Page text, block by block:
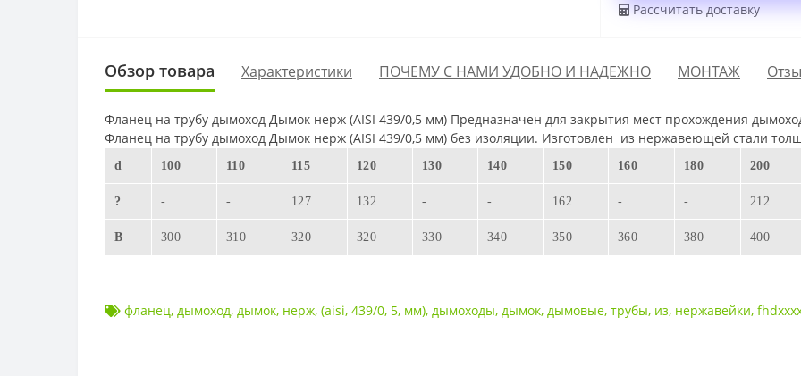
Рассчитать доставку
Обзор товара Характеристики ПОЧЕМУ С НАМИ УДОБНО И НАДЕЖНО МОНТАЖ
Фланец на трубу дымоход Дымок нерж (AISI 439/0,5 мм) Предназначен для закрытия мест прохождения
Фланец на трубу дымоход Дымок нерж (AISI 439/0,5 мм) без изоляции. Изготовлен из нержавеющей стали
d 100 110 115 120 130 140 150 160 180 200
? - - 127 132 - - 162 - - 212
B 300 310 320 320 330 340 350 360 380 400
фланец, дымоход, дымок, нерж, (aisi, 439/0, 5, мм), дымоходы, дымок, дымовые, трубы, из, нержавейки,